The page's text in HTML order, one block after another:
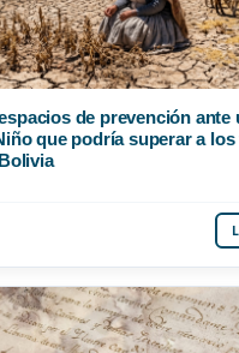
de prevención ante
que podría superar a los